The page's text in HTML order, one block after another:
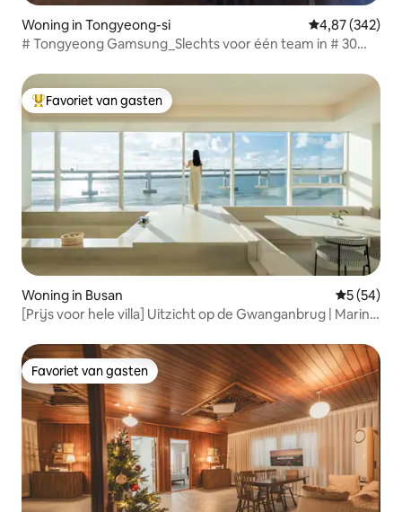
Woning in Tongyeong-si Gemiddelde
4,87 (342)
# Tongyeong Gamsung_Slechts voor één team in # 30
2-3 minuten met de auto
Topfavoriet van gasten
Favoriet van gasten
Woning in Busan
5 (54)
[Prijs voor hele villa] Uitzicht op de Gwanganbrug | Marine
privéjacuzzi en fantastisch uitzicht op de nachtelijke stad
Favoriet van gasten
Favoriet van gasten